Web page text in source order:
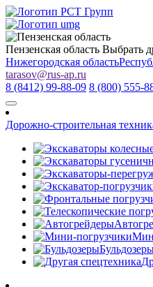
Пензенская область Выбрать
Нижегородская область
tarasov@rus-ap.ru
8 (8412) 99-88-09 8 (800) 555-
Дорожно-строительная